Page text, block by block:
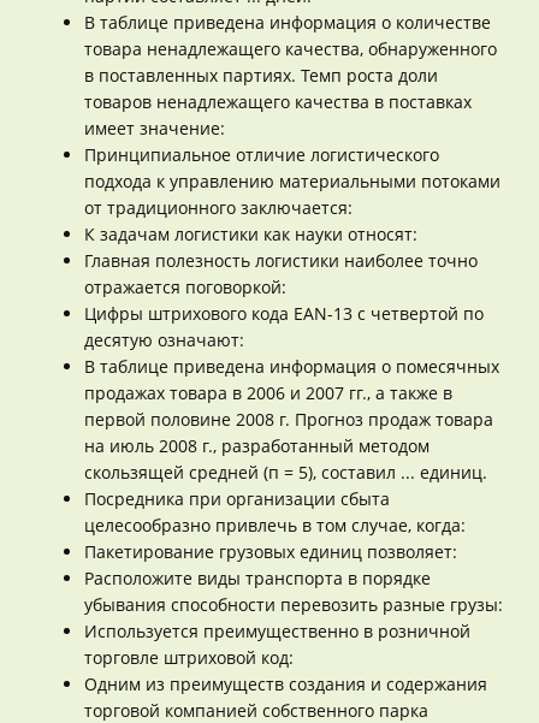
В таблице приведена информация о количестве
товара ненадлежащего качества, обнаруженного
в поставленных партиях. Темп роста доли
товаров ненадлежащего качества в поставках
имеет значение:
Принципиальное отличие логистического
подхода к управлению материальными потоками
от традиционного заключается:
К задачам логистики как науки относят:
Главная полезность логистики наиболее точно
отражается поговоркой:
Цифры штрихового кода EAN-13 с четвертой по
десятую означают:
В таблице приведена информация о помесячных
продажах товара в 2006 и 2007 гг., а также в
первой половине 2008 г. Прогноз продаж товара
на июль 2008 г., разработанный методом
скользящей средней (п = 5), составил ... единиц.
Посредника при организации сбыта
целесообразно привлечь в том случае, когда:
Пакетирование грузовых единиц позволяет:
Расположите виды транспорта в порядке
убывания способности перевозить разные грузы:
Используется преимущественно в розничной
торговле штриховой код:
Одним из преимуществ создания и содержания
торговой компанией собственного парка